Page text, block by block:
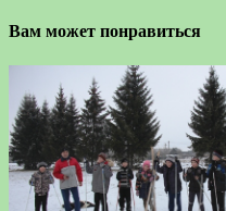
Вам может понравиться